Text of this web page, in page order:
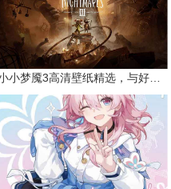
小小梦魇3高清壁纸精选，与好友一同面对恐惧